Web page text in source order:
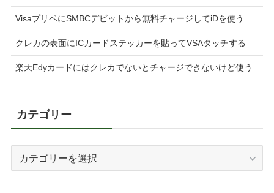
VisaプリペにSMBCデビットから無料チャージしてiDを使う
クレカの表面にICカードステッカーを貼ってVSAタッチする
楽天Edyカードにはクレカでないとチャージできないけど使う
カテゴリー